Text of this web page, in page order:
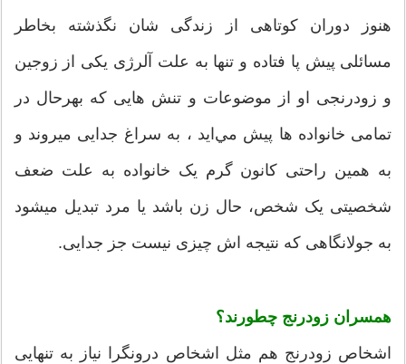
هنوز دوران کوتاهی از زندگی شان نگذشته بخاطر
مسائلی پیش پا فتاده و تنها به علت آلرژی یکی از زوجین
و زودرنجی او از موضوعات و تنش هایی که بهرحال در
تمامی خانواده ها پیش مي‌ايد ، به سراغ جدایی میروند و
به همین راحتی کانون گرم یک خانواده به علت ضعف
شخصیتی یک شخص، حال زن باشد یا مرد تبدیل ميشود
به جولانگاهی که نتيجه اش چیزی نیست جز جدایی.
همسران زودرنج چطورند؟
اشخاص زودرنج هم مثل اشخاص درونگرا نیاز به تنهایی